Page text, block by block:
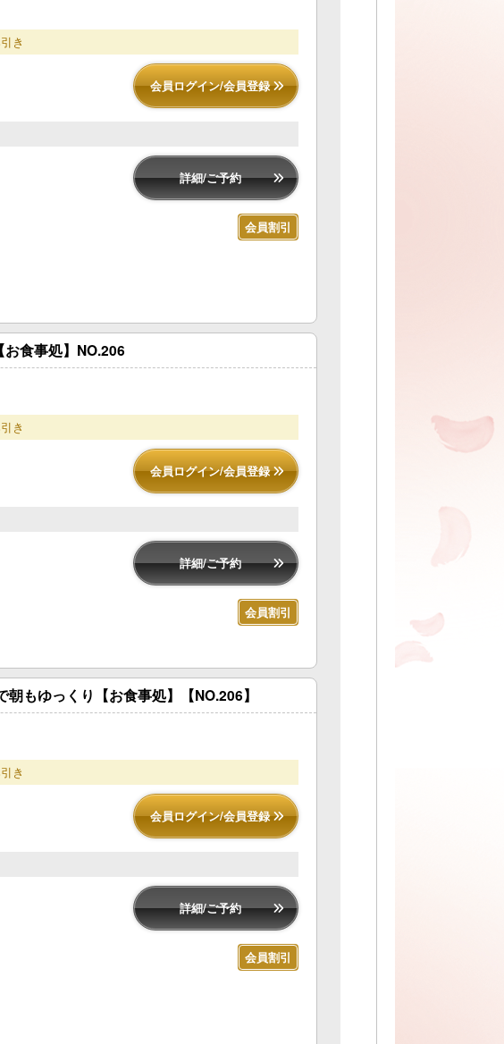
き
会員ログイン/会員登録
詳細/ご予約
会員割引
食事処】NO.206
き
会員ログイン/会員登録
詳細/ご予約
会員割引
もゆっくり【お食事処】【NO.206】
き
会員ログイン/会員登録
詳細/ご予約
会員割引